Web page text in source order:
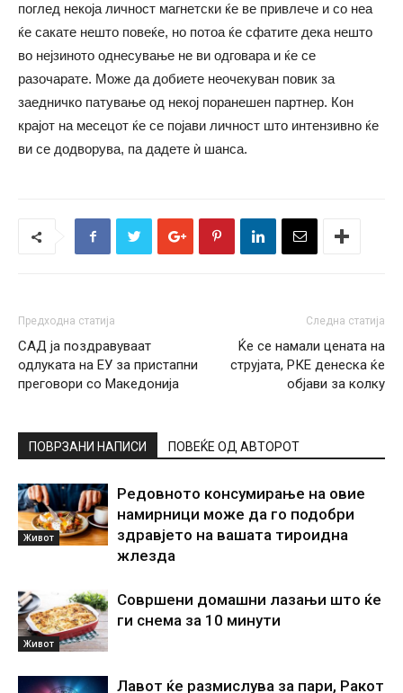
поглед некоја личност магнетски ќе ве привлече и со неа
ќе сакате нешто повеќе, но потоа ќе сфатите дека нешто
во нејзиното однесување не ви одговара и ќе се
разочарате. Може да добиете неочекуван повик за
заедничко патување од некој поранешен партнер. Кон
крајот на месецот ќе се појави личност што интензивно ќе
ви се додворува, па дадете ѝ шанса.
Предходна статија
САД ја поздравуваат
одлуката на ЕУ за пристапни
преговори со Македонија
Следна статија
Ќе се намали цената на
струјата, РКЕ денеска ќе
објави за колку
ПОВРЗАНИ НАПИСИ ПОВЕЌЕ ОД АВТОРОТ
Живот
Редовното консумирање на овие
намирници може да го подобри
здравјето на вашата тироидна
жлезда
Живот
Совршени домашни лазањи што ќе
ги снема за 10 минути
Лавот ќе размислува за пари, Ракот